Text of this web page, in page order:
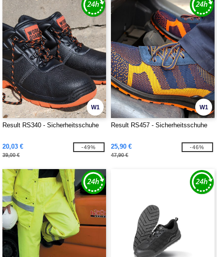
W1
Result RS340 - Sicherheitsschuhe
20,03 €
39,00 €
-49%
W1
Result RS457 - Sicherheitsschuhe
25,90 €
47,90 €
-46%